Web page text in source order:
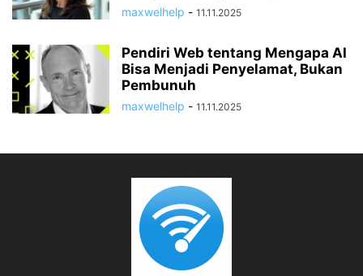
maxwelhelp - 11.11.2025
Pendiri Web tentang Mengapa AI
Bisa Menjadi Penyelamat, Bukan
Pembunuh
maxwelhelp - 11.11.2025